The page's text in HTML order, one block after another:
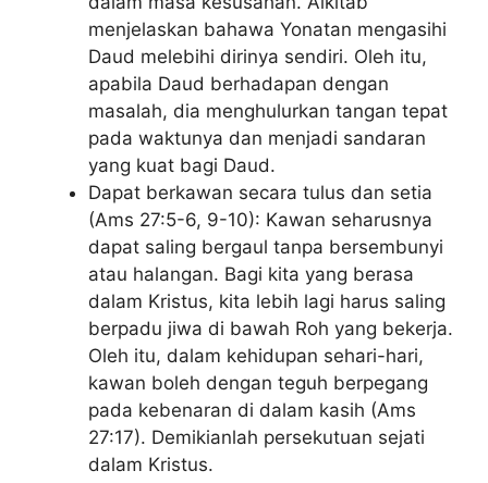
menjelaskan bahawa Yonatan mengasihi
Daud melebihi dirinya sendiri. Oleh itu,
apabila Daud berhadapan dengan
masalah, dia menghulurkan tangan tepat
pada waktunya dan menjadi sandaran
yang kuat bagi Daud.
Dapat berkawan secara tulus dan setia
(Ams 27:5-6, 9-10): Kawan seharusnya
dapat saling bergaul tanpa bersembunyi
atau halangan. Bagi kita yang berasa
dalam Kristus, kita lebih lagi harus saling
berpadu jiwa di bawah Roh yang bekerja.
Oleh itu, dalam kehidupan sehari-hari,
kawan boleh dengan teguh berpegang
pada kebenaran di dalam kasih (Ams
27:17). Demikianlah persekutuan sejati
dalam Kristus.